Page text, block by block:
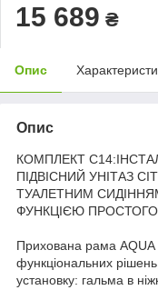
15 689 ₴
Опис
Опис
КОМПЛЕКТ
ПІДВІСНИЙ УНІТАЗ
ТУАЛЕТНИМ
ФУНКЦІЄЮ
Прихована рама
функціональних
установку: гальма в